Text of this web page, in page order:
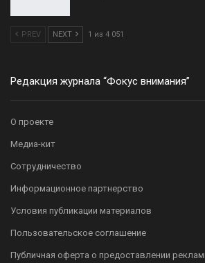
PREV NEXT 1 из 4 051
Редакция журнала “Фокус внимания”
О проекте
Медиа-кит
Сотрудничество
Информационное партнерство
Условия публикации материалов
Пользовательское соглашение
Публичная оферта о предоставлении